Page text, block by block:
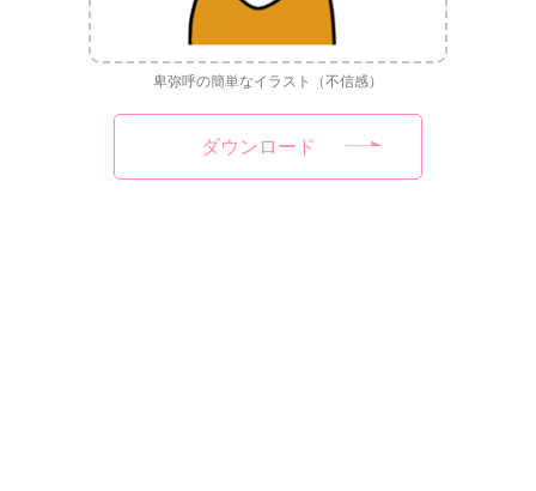
卑弥呼の簡単なイラスト（不信感）
ダウンロード